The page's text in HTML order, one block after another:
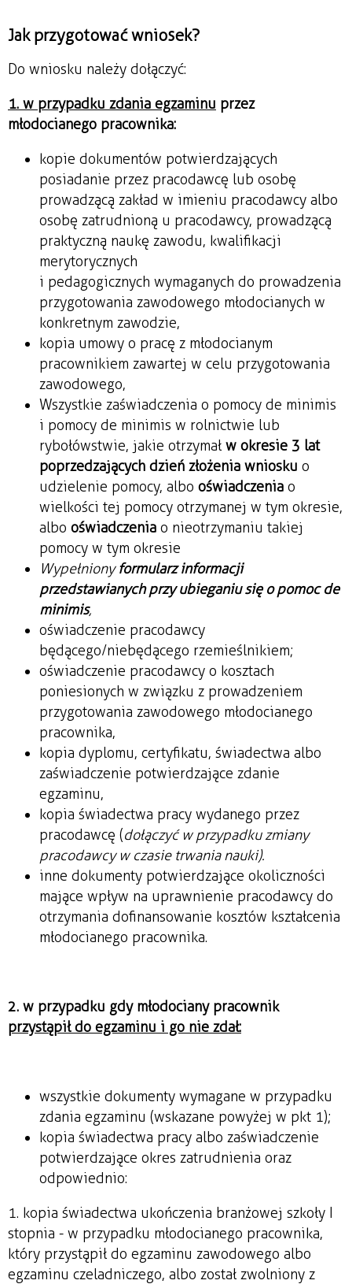
Jak przygotować wniosek?
Do wniosku należy dołączyć:
1. w przypadku zdania egzaminu przez
młodocianego pracownika:
kopie dokumentów potwierdzających
posiadanie przez pracodawcę lub osobę
prowadzącą zakład w imieniu pracodawcy albo
osobę zatrudnioną u pracodawcy, prowadzącą
praktyczną naukę zawodu, kwalifikacji
merytorycznych
i pedagogicznych wymaganych do prowadzenia
przygotowania zawodowego młodocianych w
konkretnym zawodzie,
kopia umowy o pracę z młodocianym
pracownikiem zawartej w celu przygotowania
zawodowego,
Wszystkie zaświadczenia o pomocy de minimis
i pomocy de minimis w rolnictwie lub
rybołówstwie, jakie otrzymał w okresie 3 lat
poprzedzających dzień złożenia wniosku o
udzielenie pomocy, albo oświadczenia o
wielkości tej pomocy otrzymanej w tym okresie,
albo oświadczenia o nieotrzymaniu takiej
pomocy w tym okresie
Wypełnionyformularz informacji
przedstawianych przy ubieganiu się o pomoc de
minimis,
oświadczenie pracodawcy
będącego/niebędącego rzemieślnikiem;
oświadczenie pracodawcy o kosztach
poniesionych w związku z prowadzeniem
przygotowania zawodowego młodocianego
pracownika,
kopia dyplomu, certyfikatu, świadectwa albo
zaświadczenie potwierdzające zdanie
egzaminu,
kopia świadectwa pracy wydanego przez
pracodawcę (dołączyć w przypadku zmiany
pracodawcy w czasie trwania nauki).
inne dokumenty potwierdzające okoliczności
mające wpływ na uprawnienie pracodawcy do
otrzymania dofinansowanie kosztów kształcenia
młodocianego pracownika.
2. w przypadku gdy młodociany pracownik
przystąpił do egzaminu i go nie zdał:
wszystkie dokumenty wymagane w przypadku
zdania egzaminu (wskazane powyżej w pkt 1);
kopia świadectwa pracy albo zaświadczenie
potwierdzające okres zatrudnienia oraz
odpowiednio:
1. kopia świadectwa ukończenia branżowej szkoły I
stopnia - w przypadku młodocianego pracownika,
który przystąpił do egzaminu zawodowego albo
egzaminu czeladniczego, albo został zwolniony z